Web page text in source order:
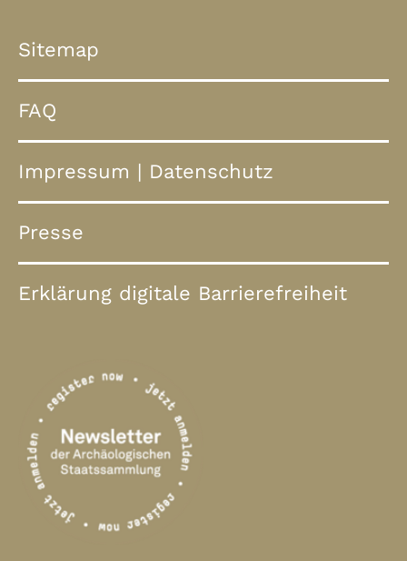
Sitemap
FAQ
Impressum | Datenschutz
Presse
Erklärung digitale Barrierefreiheit